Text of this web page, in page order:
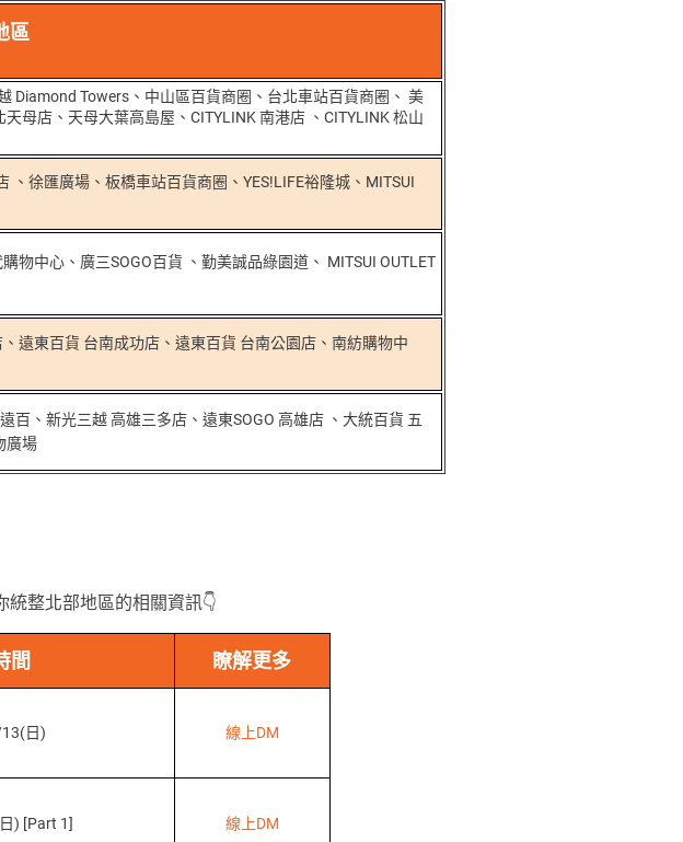
區
Diamond Towers、中山區百貨商圈、台北車站百貨商圈、 美
母店、天母大葉高島屋、CITYLINK 南港店 、CITYLINK 松山
、徐匯廣場、板橋車站百貨商圈、YES!LIFE裕隆城、MITSUI
中心、廣三SOGO百貨 、勤美誠品綠園道、 MITSUI OUTLET
遠東百貨 台南成功店、遠東百貨 台南公園店、南紡購物中
、新光三越 高雄三多店、遠東SOGO 高雄店 、大統百貨 五
廣場
統整北部地區的相關資訊👇
間 瞭解更多
日) 線上DM
) [Part 1] 線上DM